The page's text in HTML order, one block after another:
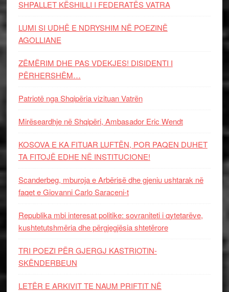
SHPALLET KËSHILLI I FEDERATËS VATRA
LUMI SI UDHË E NDRYSHIM NË POEZINË
AGOLLIANE
ZËMËRIM DHE PAS VDEKJES! DISIDENTI I
PËRHERSHËM…
Patriotë nga Shqipëria vizituan Vatrën
Mirëseardhje në Shqipëri, Ambasador Eric Wendt
KOSOVA E KA FITUAR LUFTËN, POR PAQEN DUHET
TA FITOJË EDHE NË INSTITUCIONE!
Scanderbeg, mburoja e Arbërisë dhe gjeniu ushtarak në
faqet e Giovanni Carlo Saraceni-t
Republika mbi interesat politike: sovraniteti i qytetarëve,
kushtetutshmëria dhe përgjegjësia shtetërore
TRI POEZI PËR GJERGJ KASTRIOTIN-
SKËNDERBEUN
LETËR E ARKIVIT TE NAUM PRIFTIT NË